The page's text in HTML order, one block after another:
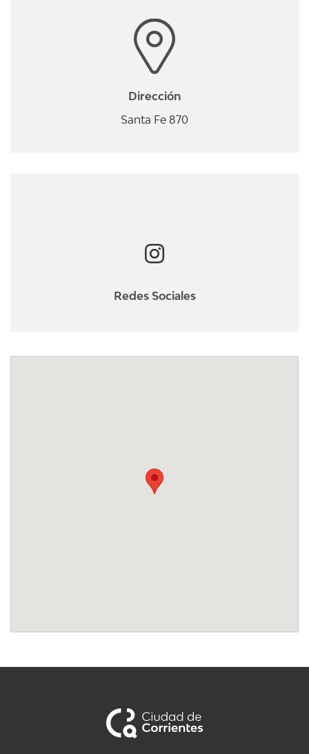
Dirección
Santa Fe 870
Redes Sociales